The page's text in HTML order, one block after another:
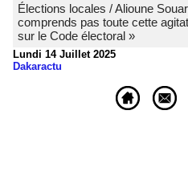
Élections locales / Alioune
comprends pas toute cette
sur le Code électoral »
Lundi 14 Juillet 2025
Dakaractu